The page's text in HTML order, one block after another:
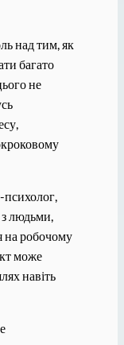
над тим, як
багато
не
людьми,
на робочому
може
навіть